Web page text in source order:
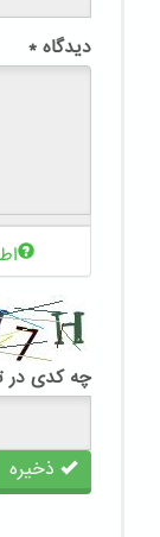
دیدگاه *
چه کدی در
ذخیره